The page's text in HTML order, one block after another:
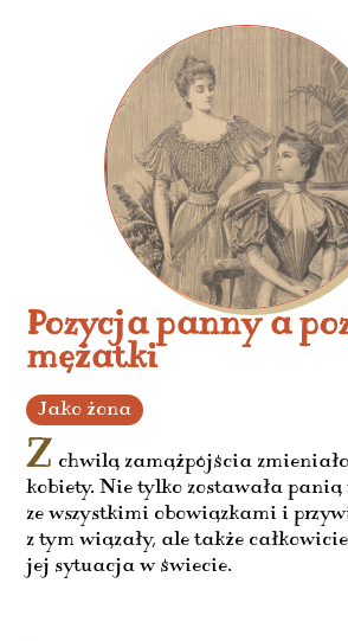
Pozycja panny a
mężatki
Jako żona
Z chwilą zamążpójścia zmieniało
kobiety. Nie tylko zostawała panią
ze wszystkimi obowiązkami i
z tym wiązały, ale także
jej sytuacja w świecie.